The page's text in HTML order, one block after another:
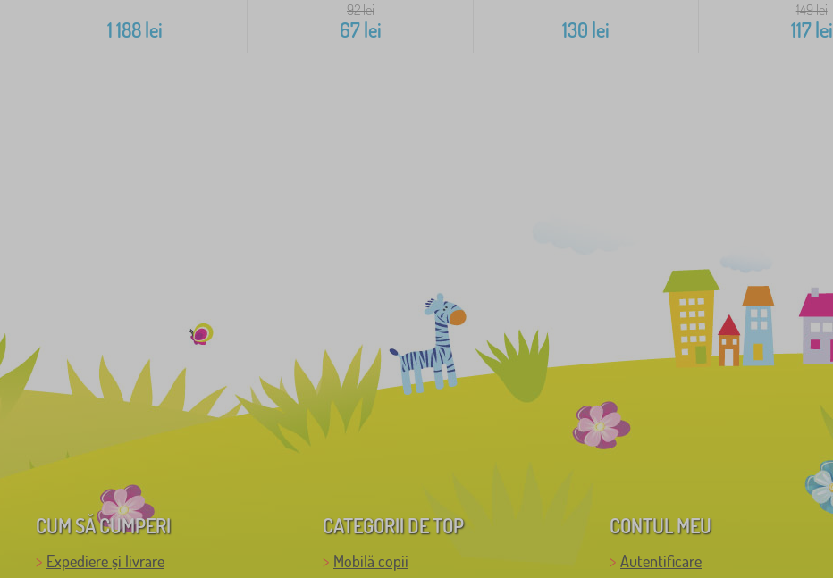
1 188lei
92lei
67lei 130 lei
149lei
117lei
CUM SĂ CUMPERI
Expediere și livrare
CATEGORII DE TOP
Mobilă copii
CONTUL MEU
Autentificare